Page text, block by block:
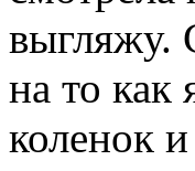
выгляжу.
на то
коленок